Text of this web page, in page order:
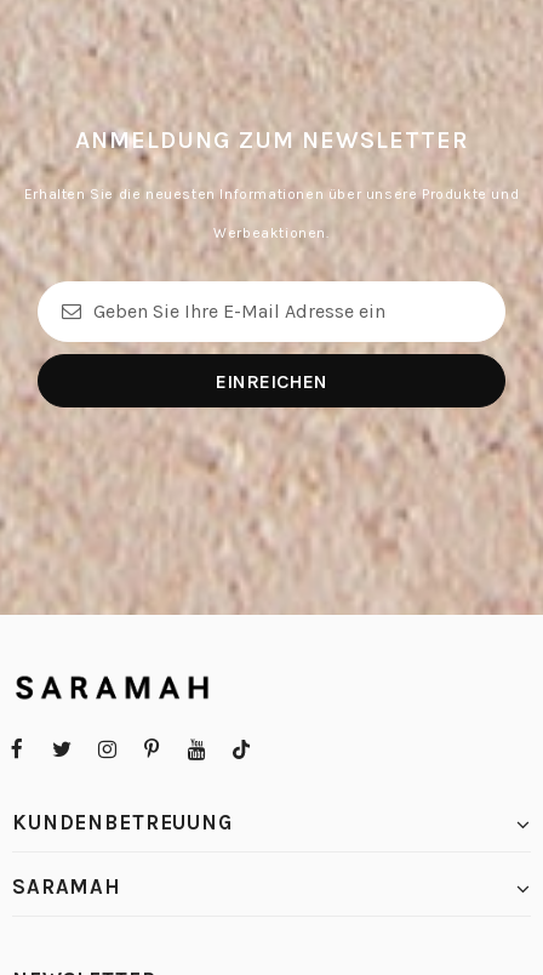
ANMELDUNG ZUM NEWSLETTER
Erhalten Sie die neuesten Informationen über unsere Produkte und
Werbeaktionen.
KUNDENBETREUUNG
SARAMAH